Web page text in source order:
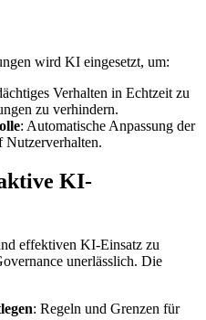
wird KI eingesetzt, um:
Verhalten in Echtzeit zu
zu verhindern.
: Automatische Anpassung der
Nutzerverhalten.
KI-
effektiven KI-Einsatz zu
unerlässlich. Die
: Regeln und Grenzen für